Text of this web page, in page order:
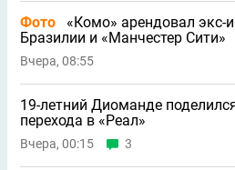
Фото
«Комо» арендовал экс-
Бразилии и «Манчестер Сити»
Вчера, 08:55
19-летний Диоманде
перехода в «Реал»
Вчера, 00:15 3